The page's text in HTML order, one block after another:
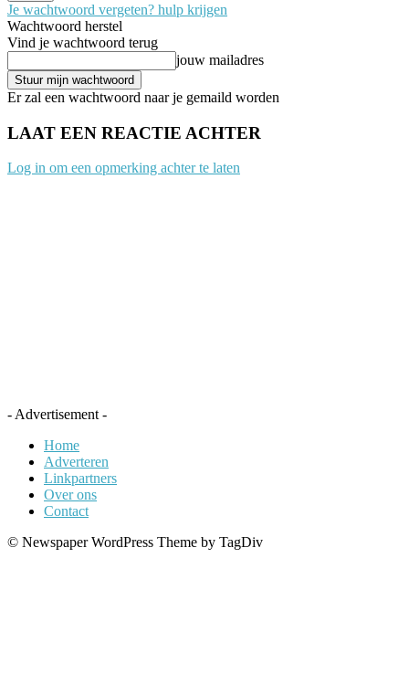
Je wachtwoord vergeten? hulp krijgen
Wachtwoord herstel
Vind je wachtwoord terug
jouw mailadres
Er zal een wachtwoord naar je gemaild worden
LAAT EEN REACTIE ACHTER
Log in om een opmerking achter te laten
- Advertisement -
Home
Adverteren
Linkpartners
Over ons
Contact
© Newspaper WordPress Theme by TagDiv